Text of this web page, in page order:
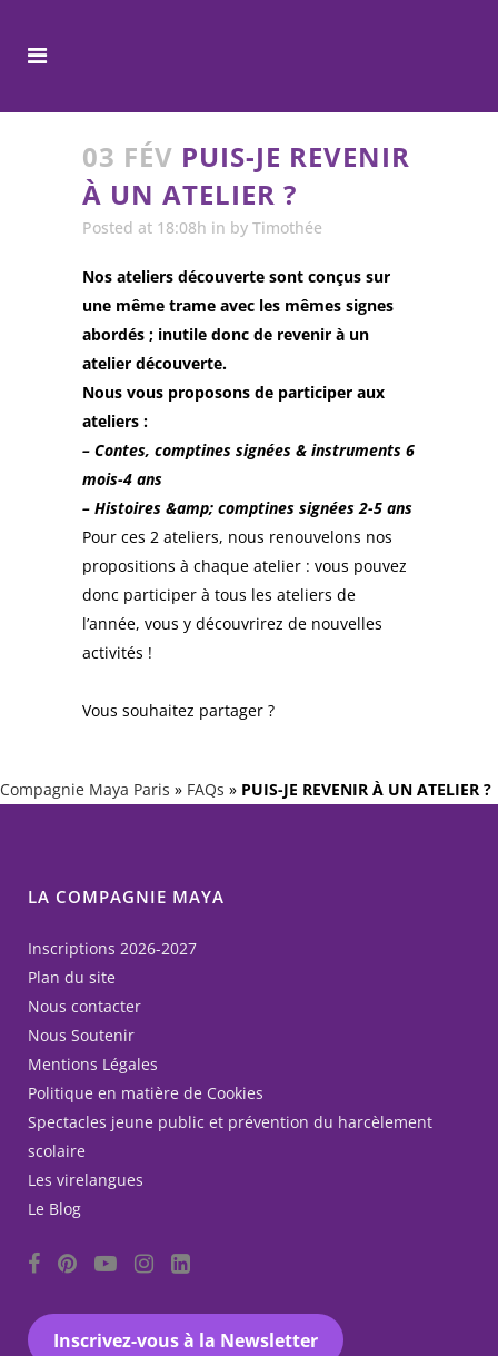
03 FÉV PUIS-JE REVENIR
À UN ATELIER ?
Posted at 18:08h in by Timothée
Nos ateliers découverte sont conçus sur
une même trame avec les mêmes signes
abordés ; inutile donc de revenir à un
atelier découverte.
Nous vous proposons de participer aux
ateliers :
– Contes, comptines signées & instruments 6
mois-4 ans
– Histoires &amp; comptines signées 2-5 ans
Pour ces 2 ateliers, nous renouvelons nos
propositions à chaque atelier : vous pouvez
donc participer à tous les ateliers de
l’année, vous y découvrirez de nouvelles
activités !
Vous souhaitez partager ?
Compagnie Maya Paris » FAQs » PUIS-JE REVENIR À UN ATELIER ?
LA COMPAGNIE MAYA
Inscriptions 2026-2027
Plan du site
Nous contacter
Nous Soutenir
Mentions Légales
Politique en matière de Cookies
Spectacles jeune public et prévention du harcèlement
scolaire
Les virelangues
Le Blog
Inscrivez-vous à la Newsletter